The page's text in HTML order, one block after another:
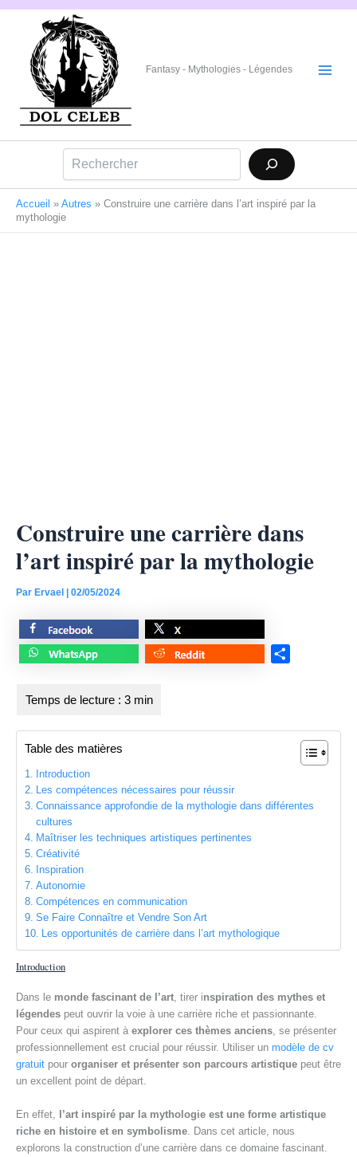
Aller
Fantasy - Mythologies - Légendes
Accueil » Autres » Construire une carrière dans l’art inspiré par la
mythologie
Construire une carrière dans
l’art inspiré par la mythologie
Par Ervael | 02/05/2024
e
Table des matières
Introduction
Les compétences nécessaires pour réussir
Connaissance approfondie de la mythologie dans différentes
cultures
Maîtriser les techniques artistiques pertinentes
Créativité
Inspiration
Autonomie
Compétences en communication
Se Faire Connaître et Vendre Son Art
Les opportunités de carrière dans l’art mythologique
Introduction
Dans le monde fascinant de l’art, tirer inspiration des mythes et
légendes peut ouvrir la voie à une carrière riche et passionnante.
Pour ceux qui aspirent à explorer ces thèmes anciens, se présenter
professionnellement est crucial pour réussir. Utiliser un modèle de cv
gratuit pour organiser et présenter son parcours artistique peut être
un excellent point de départ.
En effet, l’art inspiré par la mythologie est une forme artistique
riche en histoire et en symbolisme . Dans cet article, nous
explorons la construction d’une carrière dans ce domaine fascinant.